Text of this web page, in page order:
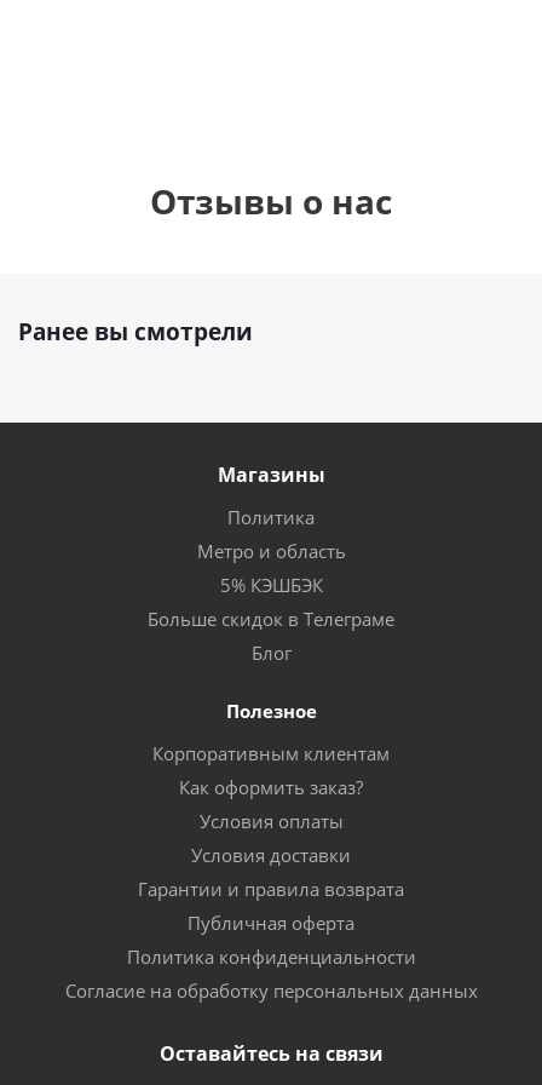
Отзывы о нас
Ранее вы смотрели
Магазины
Политика
Метро и область
5% КЭШБЭК
Больше скидок в Телеграме
Блог
Полезное
Корпоративным клиентам
Как оформить заказ?
Условия оплаты
Условия доставки
Гарантии и правила возврата
Публичная оферта
Политика конфиденциальности
Согласие на обработку персональных данных
Оставайтесь на связи